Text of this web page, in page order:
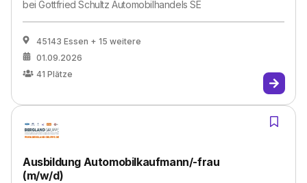
beiGottfried Schultz Automobilhandels SE
45143 Essen + 15 weitere
01.09.2026
41 Plätze
Ausbildung Automobilkaufmann/-frau
(m/w/d)